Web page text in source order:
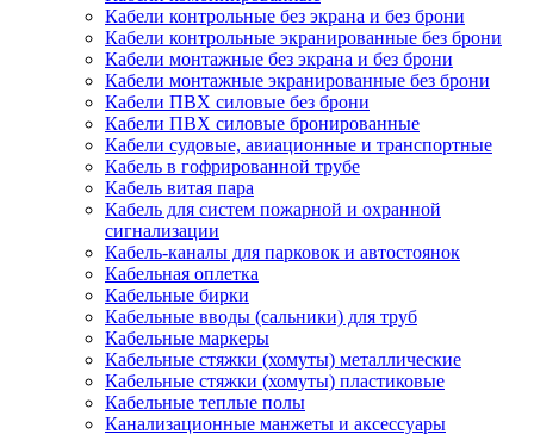
Кабели контрольные без экрана и без брони
Кабели контрольные экранированные без брони
Кабели монтажные без экрана и без брони
Кабели монтажные экранированные без брони
Кабели ПВХ силовые без брони
Кабели ПВХ силовые бронированные
Кабели судовые, авиационные и транспортные
Кабель в гофрированной трубе
Кабель витая пара
Кабель для систем пожарной и охранной
сигнализации
Кабель-каналы для парковок и автостоянок
Кабельная оплетка
Кабельные бирки
Кабельные вводы (сальники) для труб
Кабельные маркеры
Кабельные стяжки (хомуты) металлические
Кабельные стяжки (хомуты) пластиковые
Кабельные теплые полы
Канализационные манжеты и аксессуары